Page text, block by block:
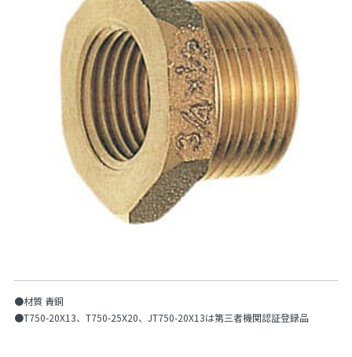
●材質 青銅
●T750-20X13、T750-25X20、JT750-20X13は第三者機関認証登録品